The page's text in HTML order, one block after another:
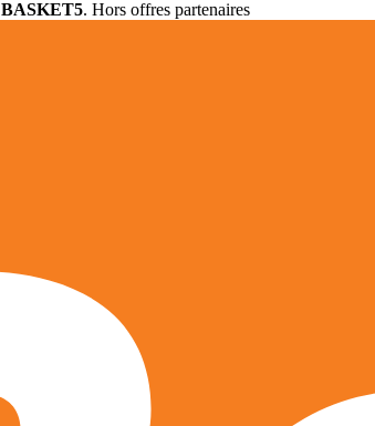
BASKET5. Hors offres partenaires